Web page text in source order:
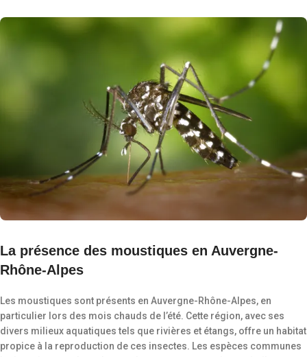
La présence des moustiques en Auvergne-
Rhône-Alpes
Les moustiques sont présents en Auvergne-Rhône-Alpes, en
particulier lors des mois chauds de l’été. Cette région, avec ses
divers milieux aquatiques tels que rivières et étangs, offre un habitat
propice à la reproduction de ces insectes. Les espèces communes